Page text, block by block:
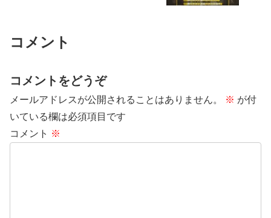
コメント
コメントをどうぞ
メールアドレスが公開されることはありません。 ※ が付
いている欄は必須項目です
コメント ※